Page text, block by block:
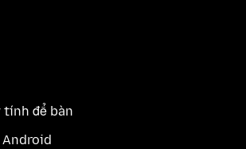
tính để bàn